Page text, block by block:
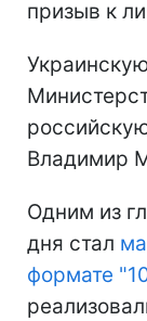
призыв к
Владимир
Одним из
дня стал
формате